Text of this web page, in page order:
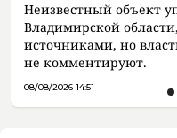
Неизвестный объект
Владимирской
источниками, но
не комментируют.
08/08/2026 14:51